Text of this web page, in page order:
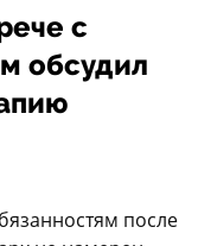
с
обсудил
после